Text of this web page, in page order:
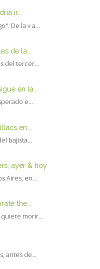
ir...
De la v a...
de la...
del tercer...
en la...
e...
en...
bajista...
ayer & hoy
Aires, en...
the...
morir...
antes de...